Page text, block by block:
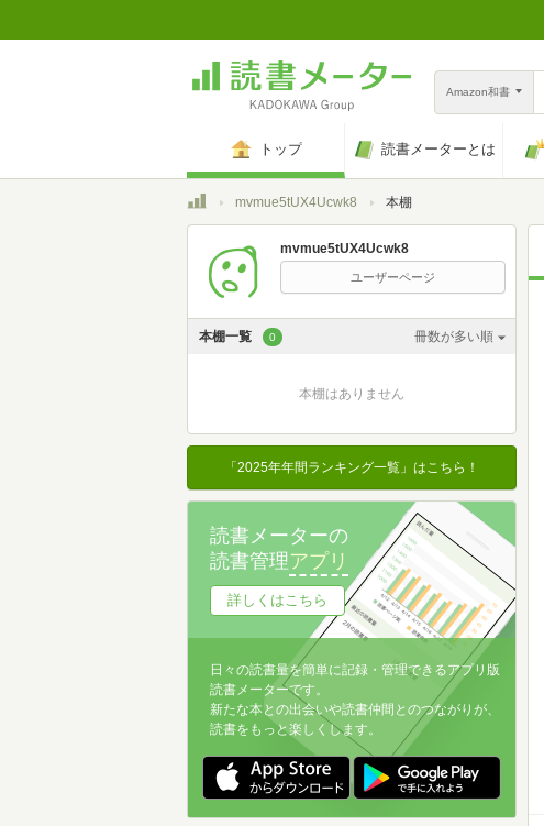
Amazon和書
トップ 読書メーターとは
トップmvmue5tUX4Ucwk8 本棚
mvmue5tUX4Ucwk8
ユーザーページ
本棚一覧 0 冊数が多い順
登録日時が新しい順
登録日時が古い順
名前昇順
名前降順
冊数が多い順
冊数が少ない順
本棚はありません
「2025年年間ランキング一覧」はこちら！
読書メーターの
読書管理アプリ
詳しくはこちら
日々の読書量を簡単に記録・管理できるアプリ版
読書メーターです。
新たな本との出会いや読書仲間とのつながりが、
読書をもっと楽しくします。